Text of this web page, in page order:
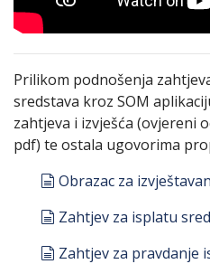
Prilikom podnošenja
sredstava kroz SOM
zahtjeva i izvješća (ovjereni
pdf) te ostala ugovorima
document
Obrazac za
document
Zahtjev za isplatu
document
Zahtjev za pravdanje